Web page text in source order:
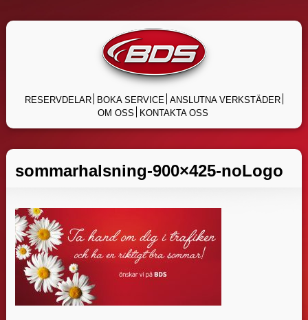
Skip
RESERVDELAR BOKA SERVICE ANSLUTNA VERKSTÄDER
OM OSS
KONTAKTA OSS
sommarhalsning-900×425-noLogo